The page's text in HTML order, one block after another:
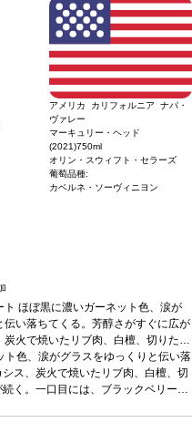
アメリカ カリフォルニア ナパ・
ヴァレー
マーキュリー・ヘッド
(2021)750ml
オリン・スウィフト・セラーズ
葡萄品種:
カベルネ・ソーヴィニヨン
トほぼ黒に濃いガーネット色、涙が
伝い落ちてくる。芳醇さがすぐに広が
炭火で焼いたリブ肉、白檀、切りたて
より豊かな香りが続く。一口目には、
ラックプラム、フェンネル、リコリ
トが織りなす、複雑で多層な味わい
ト色、涙がグラスをゆっくりと伝い落
ス、炭火で焼いたリブ肉、白檀、切
く。一口目には、ブラックベリー、